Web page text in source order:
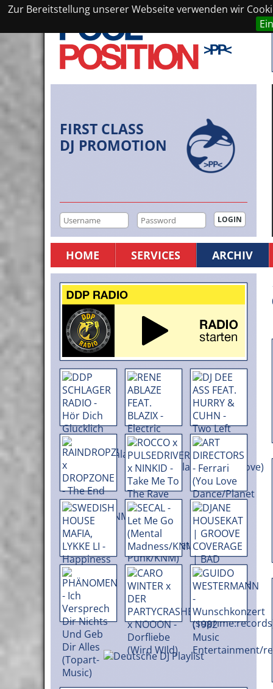
Zur Bereitstellung unserer Webseite verwenden wir
FIRST CLASS
DJ PROMOTION
HOME SERVICES ARCHIV